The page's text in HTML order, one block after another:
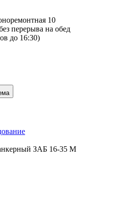
10
перерыва на обед
до 16:30)
ЗАБ 16-35 М